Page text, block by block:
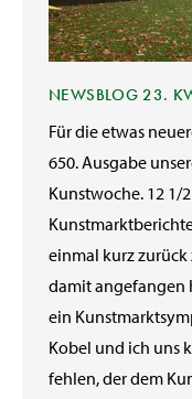
NEWSBLOG 23.
Für die etwas
650. Ausgabe
Kunstwoche. 12 1/
einmal kurz zurück
damit angefangen
ein
Kobel und ich uns
fehlen, der dem